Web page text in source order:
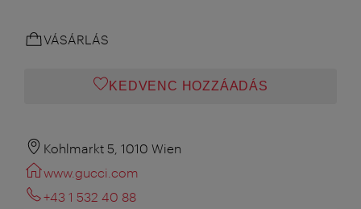
VÁSÁRLÁS
KEDVENC HOZZÁADÁS
Kohlmarkt 5, 1010 Wien
www.gucci.com
+43 1 532 40 88